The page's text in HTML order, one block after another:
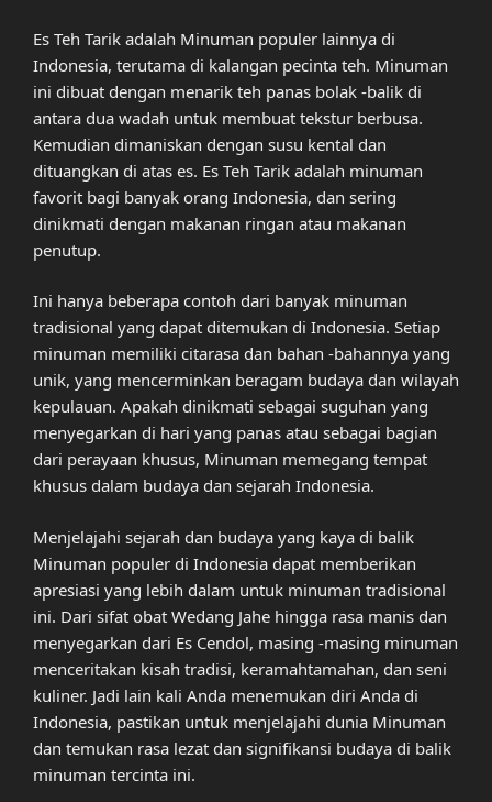
Es Teh Tarik adalah Minuman populer lainnya di
Indonesia, terutama di kalangan pecinta teh. Minuman
ini dibuat dengan menarik teh panas bolak -balik di
antara dua wadah untuk membuat tekstur berbusa.
Kemudian dimaniskan dengan susu kental dan
dituangkan di atas es. Es Teh Tarik adalah minuman
favorit bagi banyak orang Indonesia, dan sering
dinikmati dengan makanan ringan atau makanan
penutup.
Ini hanya beberapa contoh dari banyak minuman
tradisional yang dapat ditemukan di Indonesia. Setiap
minuman memiliki citarasa dan bahan -bahannya yang
unik, yang mencerminkan beragam budaya dan wilayah
kepulauan. Apakah dinikmati sebagai suguhan yang
menyegarkan di hari yang panas atau sebagai bagian
dari perayaan khusus, Minuman memegang tempat
khusus dalam budaya dan sejarah Indonesia.
Menjelajahi sejarah dan budaya yang kaya di balik
Minuman populer di Indonesia dapat memberikan
apresiasi yang lebih dalam untuk minuman tradisional
ini. Dari sifat obat Wedang Jahe hingga rasa manis dan
menyegarkan dari Es Cendol, masing -masing minuman
menceritakan kisah tradisi, keramahtamahan, dan seni
kuliner. Jadi lain kali Anda menemukan diri Anda di
Indonesia, pastikan untuk menjelajahi dunia Minuman
dan temukan rasa lezat dan signifikansi budaya di balik
minuman tercinta ini.